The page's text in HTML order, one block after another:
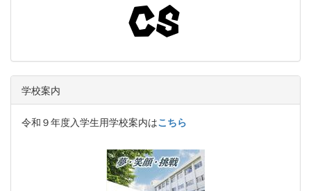
学校案内
令和９年度入学生用学校案内はこちら